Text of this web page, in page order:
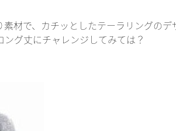
材で、カチッとしたテーラリングの
グ丈にチャレンジしてみては？